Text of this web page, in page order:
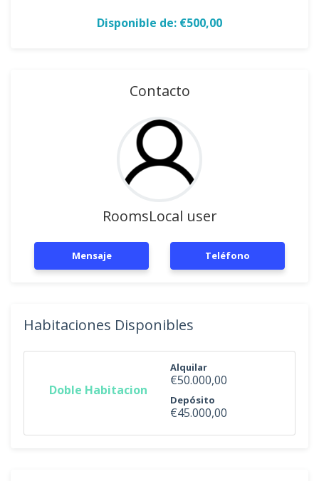
Disponible de: €500,00
Contacto
RoomsLocal user
Mensaje Teléfono
Habitaciones Disponibles
Doble Habitacion
Alquilar
€50.000,00
Depósito
€45.000,00